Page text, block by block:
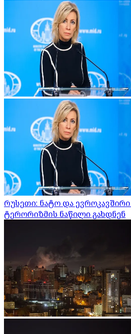
რუსეთი: ნატო და
ტერორიზმის ნაწილი გახდნენ